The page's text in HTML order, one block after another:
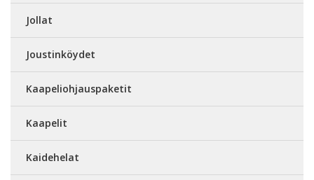
Jollat
Joustinköydet
Kaapeliohjauspaketit
Kaapelit
Kaidehelat